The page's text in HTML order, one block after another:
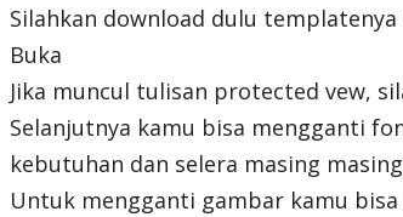
Silahkan download dulu
Buka
Jika muncul tulisan protected vew,
Selanjutnya kamu bisa mengganti
kebutuhan dan selera masing
Untuk mengganti gambar kamu